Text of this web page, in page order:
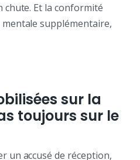
chute. Et la conformité
supplémentaire,
sur la
toujours sur le
un accusé de réception,